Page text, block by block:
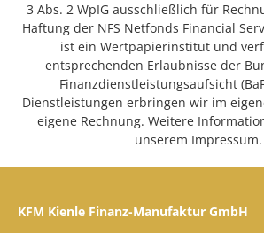
3 Abs. 2 WpIG ausschließlich für
Haftung der NFS Netfonds Financial
ist ein Wertpapierinstitut und
entsprechenden Erlaubnisse der
Finanzdienstleistungsaufsicht
Dienstleistungen erbringen wir im
eigene Rechnung. Weitere
unserem Impressum.
KFM Kienle Finanz-Manufaktur GmbH